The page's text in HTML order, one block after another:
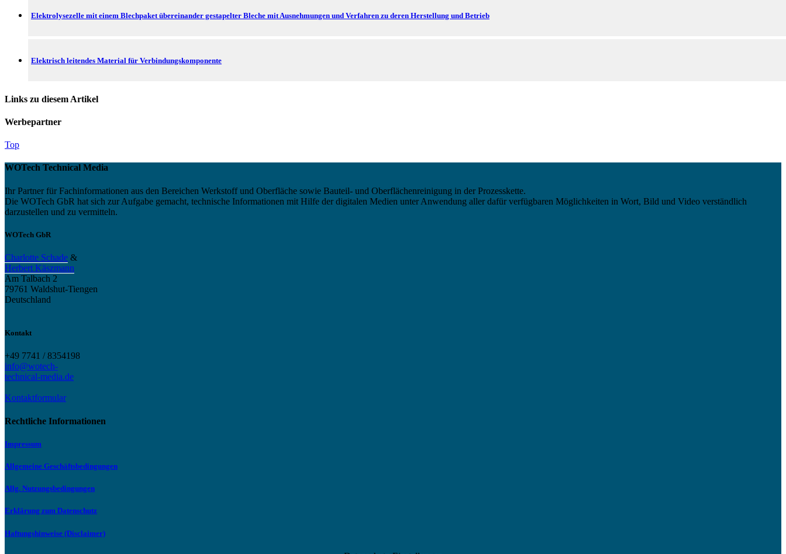
Elektrolysezelle mit einem Blechpaket übereinander gestapelter Bleche mit Ausnehmungen und Verfahren zu deren Herstellung und Betrieb
Elektrisch leitendes Material für Verbindungskomponente
Links zu diesem Artikel
Werbepartner
Top
WOTech Technical Media
Ihr Partner für Fachinformationen aus den Bereichen Werkstoff und Oberfläche sowie Bauteil- und Oberflächenreinigung in der Prozesskette.
Die WOTech GbR hat sich zur Aufgabe gemacht, technische Informationen mit Hilfe der digitalen Medien unter Anwendung aller dafür verfügbaren Möglichkeiten in Wort, Bild und Video verständlich
darzustellen und zu vermitteln.
WOTech GbR
Charlotte Schade &
Herbert Käszmann
Am Talbach 2
79761 Waldshut-Tiengen
Deutschland
Kontakt
+49 7741 / 8354198
info@wotech-
technical-media.de
Kontaktformular
Rechtliche Informationen
Impressum
Allgemeine Geschäftsbedingungen
Allg. Nutzungsbedingungen
Erklärung zum Datenschutz
Haftungshinweise (Disclaimer)